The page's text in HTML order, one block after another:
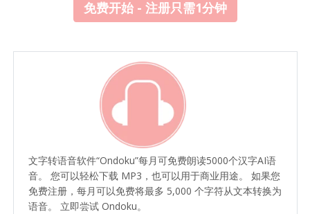
免费开始 - 注册只需1分钟
文字转语音软件“Ondoku”每月可免费朗读5000个汉字AI语
音。 您可以轻松下载 MP3，也可以用于商业用途。 如果您
免费注册，每月可以免费将最多 5,000 个字符从文本转换为
语音。 立即尝试 Ondoku。